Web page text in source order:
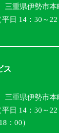
重県伊勢市本
平日 14：30～
ス
三重県伊勢市本
平日 14：30～
：00）